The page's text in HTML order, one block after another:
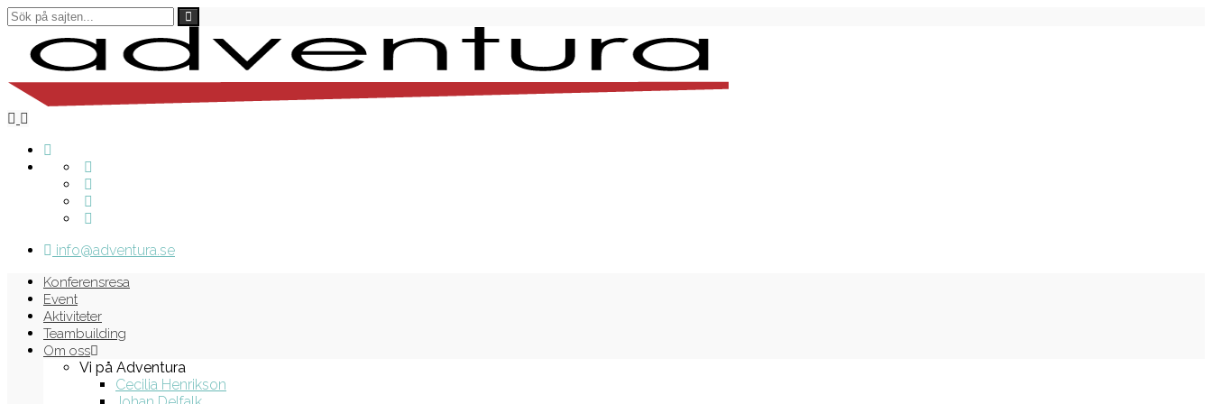
info@adventura.se
Konferensresa
Event
Aktiviteter
Teambuilding
Om oss
Vi på Adventura
Cecilia Henrikson